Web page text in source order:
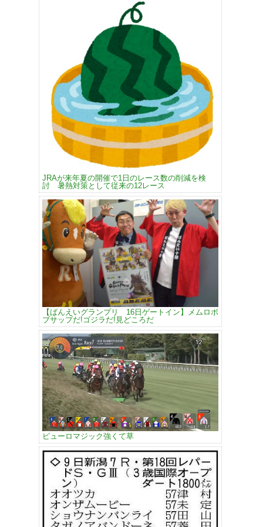
JRAが来年夏の開催で1日のレース数の削減を検
討 暑熱対策として従来の12レース
【ばんえいグランプリ 16日ゲートイン】メムロボ
ブサップだ!ゴジラだ!見どころだ
ピューロマジック強くて草